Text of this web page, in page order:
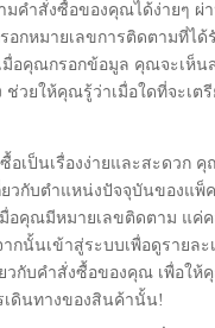
คำสั่งซื้อของคุณได้ง่ายๆ ผ่า
อกหมายเลขการติดตามที่ได้
มื่อคุณกรอกข้อมูล คุณจะเห็น
ช่วยให้คุณรู้ว่าเมื่อใดที่จะเต
อเป็นเรื่องง่ายและสะดวก คุ
วกับตำแหน่งปัจจุบันของแพ็
มื่อคุณมีหมายเลขติดตาม แค่
กนั้นเข้าสู่ระบบเพื่อดูรายละ
วกับคำสั่งซื้อของคุณ เพื่อให้
เดินทางของสินค้านั้น!